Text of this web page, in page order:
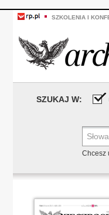
SZKOLENIA I
SZUKAJ W:
Chcesz